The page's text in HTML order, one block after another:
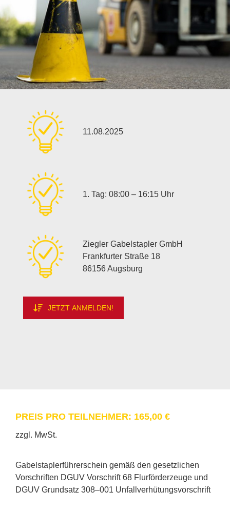
11.08.2025
1. Tag: 08:00 – 16:15 Uhr
Zieg­ler Ga­bel­stap­ler GmbH
Frank­fur­ter Stra­ße 18
86156 Augs­burg
JETZT ANMELDEN!
PREIS PRO TEIL­NEH­MER: 165,00 €
zzgl. MwSt.
Ga­bel­stap­ler­füh­rer­schein ge­mäß den ge­setz­li­chen
Vor­schrif­ten DGUV Vor­schrift 68 Flur­för­der­zeu­ge und
DGUV Grund­satz 308–001 Un­fall­ver­hü­tungs­vor­schrift